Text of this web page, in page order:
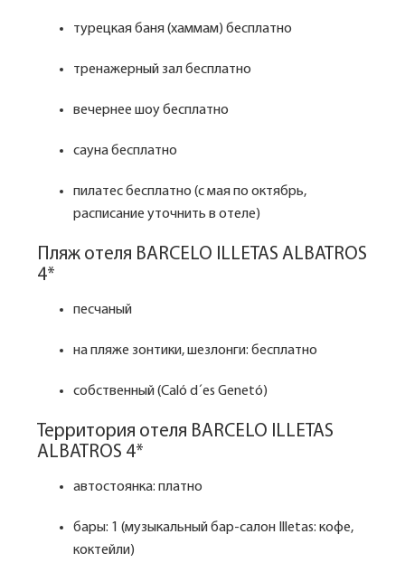
турецкая баня (хаммам) бесплатно
тренажерный зал бесплатно
вечернее шоу бесплатно
сауна бесплатно
пилатес бесплатно (с мая по октябрь,
расписание уточнить в отеле)
Пляж отеля BARCELO ILLETAS ALBATROS
4*
песчаный
на пляже зонтики, шезлонги: бесплатно
собственный (Caló d´es Genetó)
Территория отеля BARCELO ILLETAS
ALBATROS 4*
автостоянка: платно
бары: 1 (музыкальный бар-салон Illetas: кофе,
коктейли)